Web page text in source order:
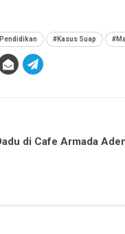
#Kasus Suap
di Cafe Armada